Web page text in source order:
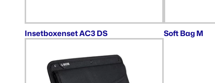
Insetboxenset AC3 DS Soft Bag M